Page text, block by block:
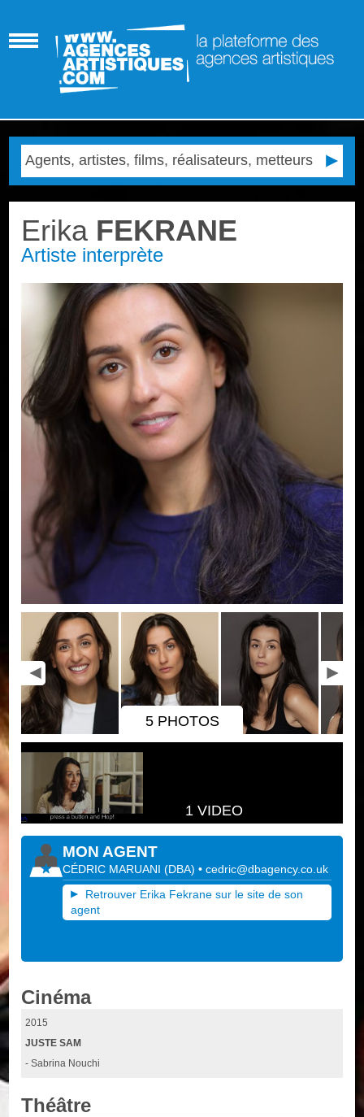
Erika FEKRANE
Artiste interprète
5 PHOTOS
1 VIDEO
MON AGENT
CÉDRIC MARUANI (DBA)•cedric@dbagency.co.uk
Retrouver Erika Fekrane sur le site de son
agent
Cinéma
2015
JUSTE SAM
- Sabrina Nouchi
Théâtre